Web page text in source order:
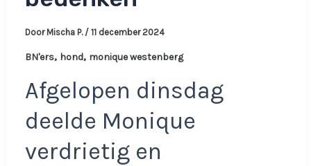
Door Mischa P. / 11 december 2024
BN'ers, hond, monique westenberg
Afgelopen dinsdag
deelde Monique
verdrietig en